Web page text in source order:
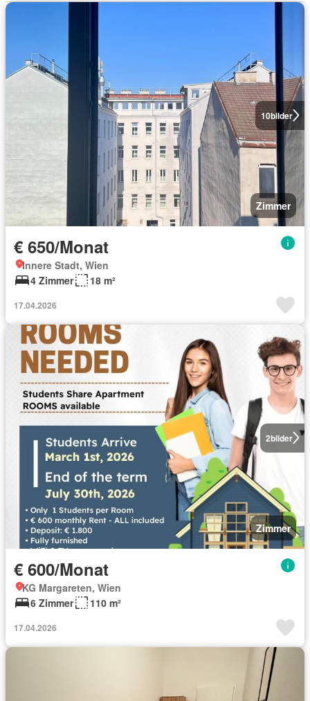
10bilder
Zimmer
€ 650/Monat
Innere Stadt, Wien
4 Zimmer
18 m²
17.04.2026
2bilder
Zimmer
€ 600/Monat
KG Margareten, Wien
6 Zimmer
110 m²
17.04.2026